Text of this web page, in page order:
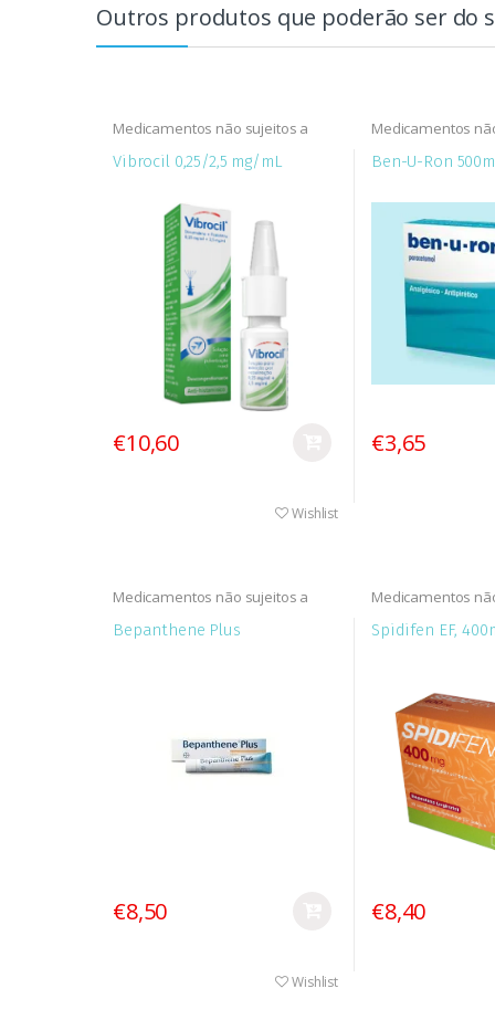
Outros produtos que poderão ser do
Medicamentos não sujeitos a
receita médica (MNSRM)
Vibrocil 0,25/2,5 mg/mL
€10,60
Wishlist
Medicamentos
receita médica
Ben-U-Ron
€3,65
Medicamentos não sujeitos a
receita médica (MNSRM)
Bepanthene Plus
€8,50
Wishlist
Medicamentos
receita médica
Spidifen EF,
€8,40